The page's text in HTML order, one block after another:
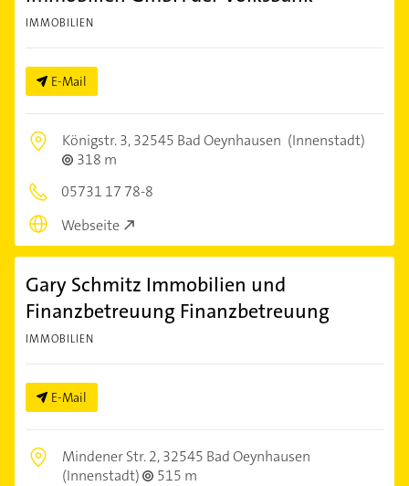
IMMOBILIEN
E-Mail
Königstr. 3,32545 Bad Oeynhausen (Innenstadt)
318 m
05731 17 78-8
Webseite
Gary Schmitz Immobilien und
Finanzbetreuung Finanzbetreuung
IMMOBILIEN
E-Mail
Mindener Str. 2,32545 Bad Oeynhausen
(Innenstadt)
515 m